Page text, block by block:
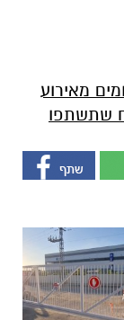
מאירוע
שתשתפו